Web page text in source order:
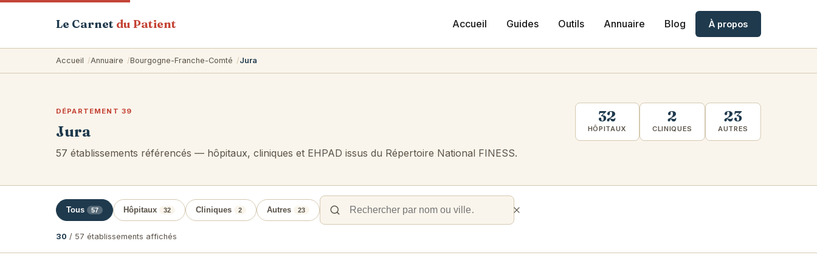
Le Carnet du Patient Accueil Guides Outils Annuaire Blog À propos
Accueil Annuaire Bourgogne-Franche-Comté Jura
DÉPARTEMENT 39
Jura
57 établissements référencés — hôpitaux, cliniques et EHPAD issus du Répertoire National FINESS.
32
HÔPITAUX
2
CLINIQUES
23
AUTRES
Tous 57 Hôpitaux 32 Cliniques 2 Autres 23
30 / 57 établissements affichés